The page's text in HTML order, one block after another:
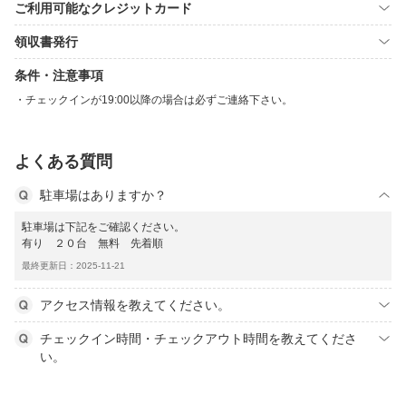
ご利用可能なクレジットカード
領収書発行
条件・注意事項
チェックインが19:00以降の場合は必ずご連絡下さい。
よくある質問
駐車場はありますか？
駐車場は下記をご確認ください。
有り ２０台 無料 先着順
最終更新日：2025-11-21
アクセス情報を教えてください。
チェックイン時間・チェックアウト時間を教えてくださ
い。